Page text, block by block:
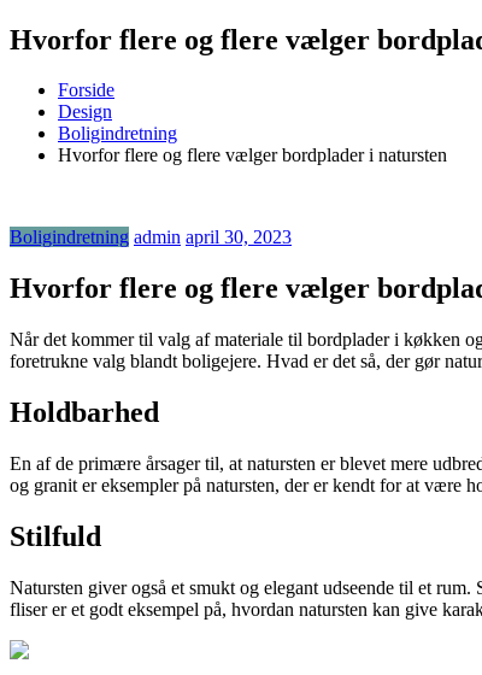
Hvorfor flere og flere vælger
Forside
Design
Boligindretning
Hvorfor flere og flere vælger bordplader i natursten
Boligindretning admin april 30, 2023
Hvorfor flere og flere vælger
Når det kommer til valg af materiale til bordplader i køkken
foretrukne valg blandt boligejere. Hvad er det så, der gør
Holdbarhed
En af de primære årsager til, at natursten er blevet mere
og granit er eksempler på natursten, der er kendt for at være
Stilfuld
Natursten giver også et smukt og elegant udseende til et
fliser er et godt eksempel på, hvordan natursten kan give